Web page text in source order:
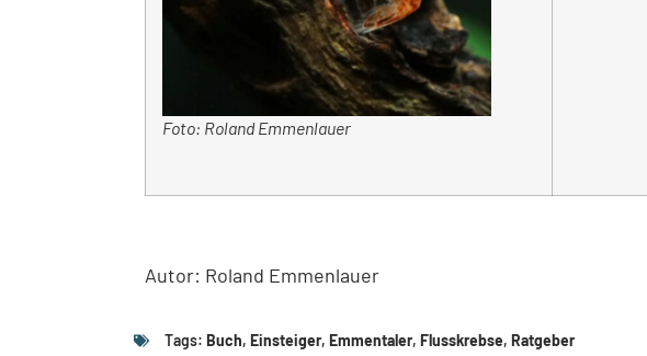
Foto: Roland Emmenlauer
Autor: Roland Emmenlauer
Tags: Buch, Einsteiger, Emmentaler, Flusskrebse, Ratgeber